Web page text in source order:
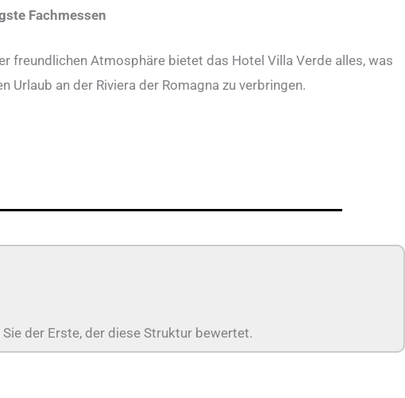
Fachmessen
freundlichen Atmosphäre bietet das Hotel Villa Verde alles, was
Urlaub an der Riviera der Romagna zu verbringen.
der Erste, der diese Struktur bewertet.